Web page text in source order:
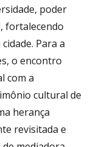
poder
fortalecendo
Para a
o encontro
com a
cultural de
herança
revisitada e